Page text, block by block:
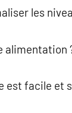
les
alimentation
facile et